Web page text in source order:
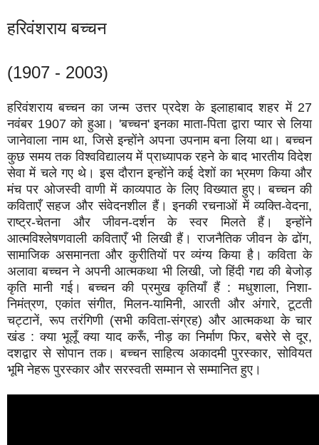
हरिवंशराय बच्चन
(1907 - 2003)
हरिवंशराय बच्चन का जन्म उत्तर प्रदेश के इलाहाबाद शहर में 27
नवंबर 1907 को हुआ। 'बच्चन' इनका माता-पिता द्वारा प्यार से लिया
जानेवाला नाम था, जिसे इन्होंने अपना उपनाम बना लिया था। बच्चन
कुछ समय तक विश्वविद्यालय में प्राध्यापक रहने के बाद भारतीय विदेश
सेवा में चले गए थे। इस दौरान इन्होंने कई देशों का भ्रमण किया और
मंच पर ओजस्वी वाणी में काव्यपाठ के लिए विख्यात हुए। बच्चन की
कविताएँ सहज और संवेदनशील हैं। इनकी रचनाओं में व्यक्ति-वेदना,
राष्ट्र-चेतना और जीवन-दर्शन के स्वर मिलते हैं। इन्होंने
आत्मविश्लेषणवाली कविताएँ भी लिखी हैं। राजनैतिक जीवन के ढोंग,
सामाजिक असमानता और कुरीतियों पर व्यंग्य किया है। कविता के
अलावा बच्चन ने अपनी आत्मकथा भी लिखी, जो हिंदी गद्य की बेजोड़
कृति मानी गई। बच्चन की प्रमुख कृतियाँ हैं : मधुशाला, निशा-
निमंत्रण, एकांत संगीत, मिलन-यामिनी, आरती और अंगारे, टूटती
चट्टानें, रूप तरंगिणी (सभी कविता-संग्रह) और आत्मकथा के चार
खंड : क्या भूलूँ क्या याद करूँ, नीड़ का निर्माण फिर, बसेरे से दूर,
दशद्वार से सोपान तक। बच्चन साहित्य अकादमी पुरस्कार, सोवियत
भूमि नेहरू पुरस्कार और सरस्वती सम्मान से सम्मानित हुए।